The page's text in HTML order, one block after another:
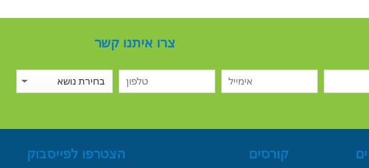
צרו איתנו קשר
קורסים הצטרפו לפייסבוק